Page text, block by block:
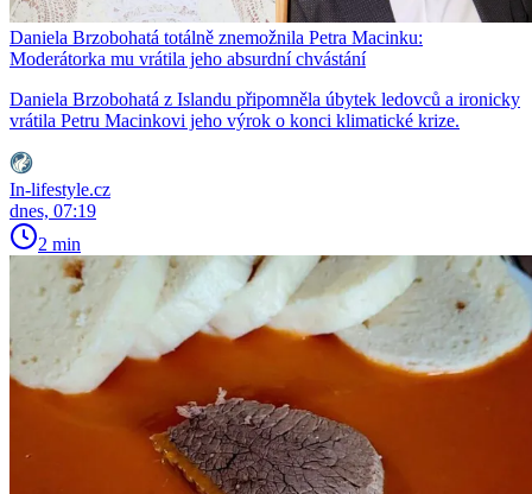
Daniela Brzobohatá totálně znemožnila Petra Macinku:
Moderátorka mu vrátila jeho absurdní chvástání
Daniela Brzobohatá z Islandu připomněla úbytek ledovců a ironicky
vrátila Petru Macinkovi jeho výrok o konci klimatické krize.
In-lifestyle.cz
dnes, 07:19
2 min